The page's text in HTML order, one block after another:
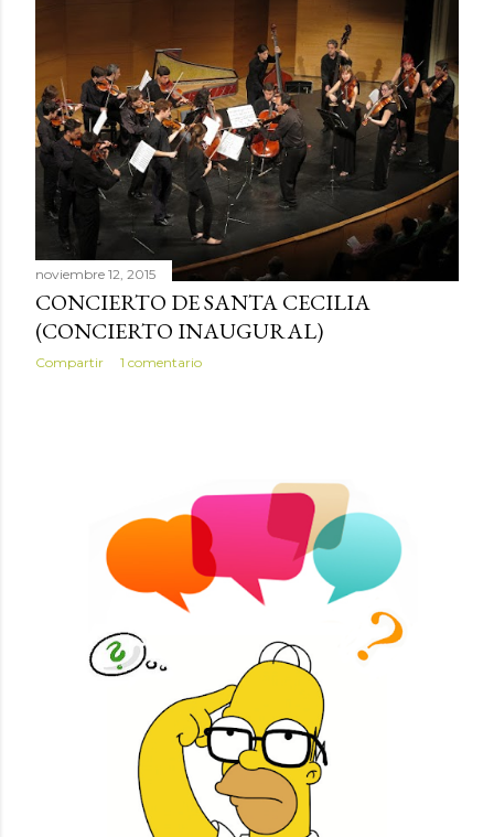
noviembre 12, 2015
CONCIERTO DE SANTA CECILIA
(CONCIERTO INAUGURAL)
Compartir 1 comentario